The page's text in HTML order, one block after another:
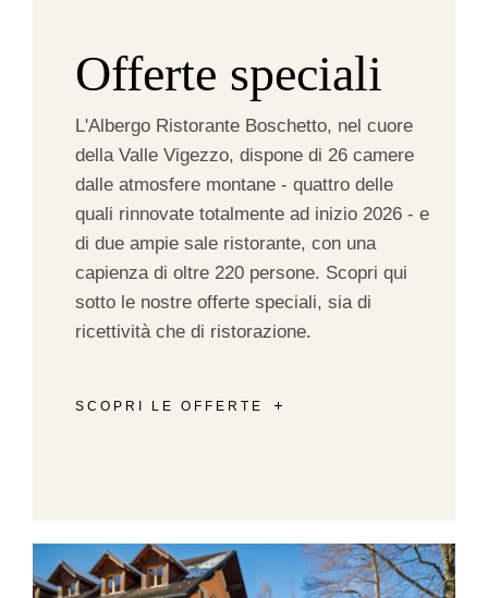
Offerte speciali
L'Albergo Ristorante Boschetto, nel cuore
della Valle Vigezzo, dispone di 26 camere
dalle atmosfere montane - quattro delle
quali rinnovate totalmente ad inizio 2026 - e
di due ampie sale ristorante, con una
capienza di oltre 220 persone. Scopri qui
sotto le nostre offerte speciali, sia di
ricettività che di ristorazione.
SCOPRI LE OFFERTE